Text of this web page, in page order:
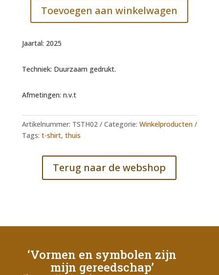
Toevoegen aan winkelwagen
Jaartal: 2025
Techniek: Duurzaam gedrukt.
Afmetingen: n.v.t
Artikelnummer: TSTH02 Categorie: Winkelproducten
Tags: t-shirt, thuis
Terug naar de webshop
‘Vormen en symbolen zijn
mijn gereedschap’